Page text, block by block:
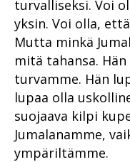
turvalliseksi. Voi
yksin. Voi olla,
Mutta minkä
mitä tahansa.
turvamme. Hän
lupaa olla
suojaava kilpi
Jumalanamme,
ympäriltämme.